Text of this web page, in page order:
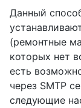
Данный
(ремонтные
которых нет
есть
через SMTP
следующие